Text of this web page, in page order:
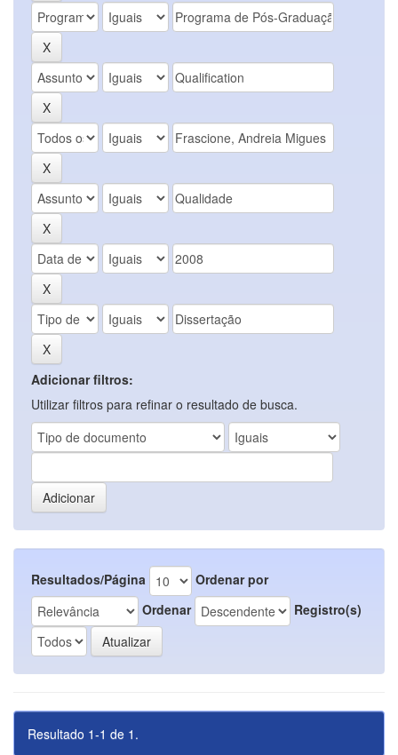
Adicionar filtros:
Utilizar filtros para refinar o resultado de busca.
Resultados/Página
Ordenar por
Ordenar
Registro(s)
Resultado 1-1 de 1.